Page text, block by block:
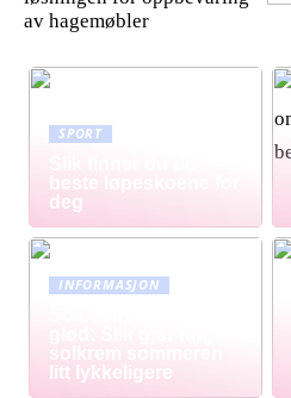
av hagemøbler
SPORT
beste løpeskoene for
deg
INFORMASJON
solkrem sommeren
litt lykkeligere